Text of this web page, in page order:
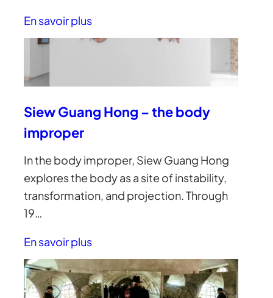
En savoir plus
Siew Guang Hong – the body
improper
In the body improper, Siew Guang Hong
explores the body as a site of instability,
transformation, and projection. Through
19…
En savoir plus